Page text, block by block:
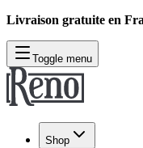
Livraison gratuite en
Toggle menu
Shop